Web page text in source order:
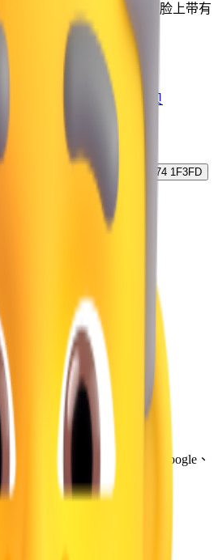
为头发花白且略显稀疏，脸上带有
👶 小宝贝
1F474 1F3FC
1F474 1F3FD
統的表情符號 — Apple、Google、
個地方。